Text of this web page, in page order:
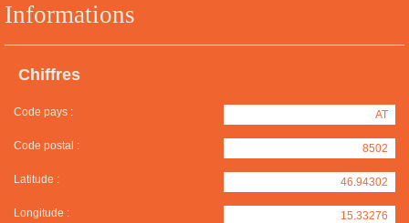
Informations
Chiffres
Code pays : AT
Code postal : 8502
Latitude : 46.94302
Longitude : 15.33276